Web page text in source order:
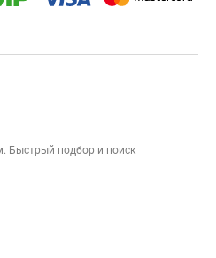
Быстрый подбор и поиск